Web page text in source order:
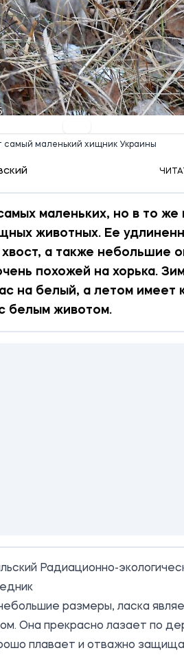
самый маленький хищник Украины
маленьких, но в то же
животных. Ее
а также небольшие
похожей на хорька.
на белый, а летом имеет
белым животом.
Радиационно-
размеры, ласка
Она прекрасно лазает по
плавает и отважно